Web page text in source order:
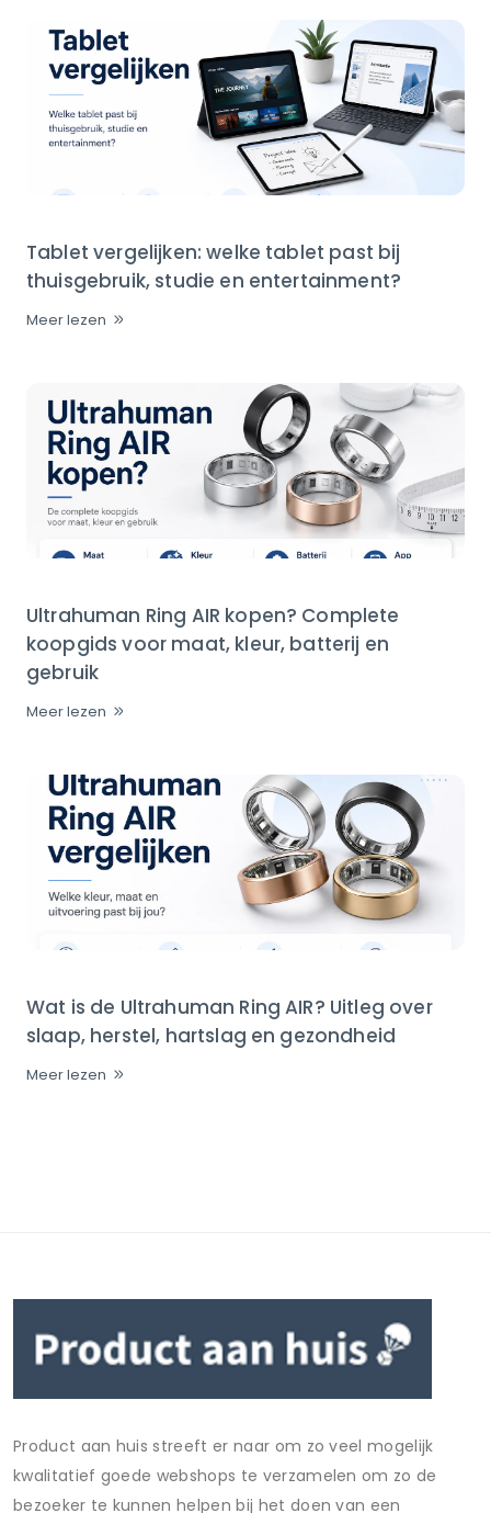
Tablet vergelijken: welke tablet past bij
thuisgebruik, studie en entertainment?
Meer lezen
Ultrahuman Ring AIR kopen? Complete
koopgids voor maat, kleur, batterij en
gebruik
Meer lezen
Wat is de Ultrahuman Ring AIR? Uitleg over
slaap, herstel, hartslag en gezondheid
Meer lezen
Product aan huis streeft er naar om zo veel mogelijk
kwalitatief goede webshops te verzamelen om zo de
bezoeker te kunnen helpen bij het doen van een